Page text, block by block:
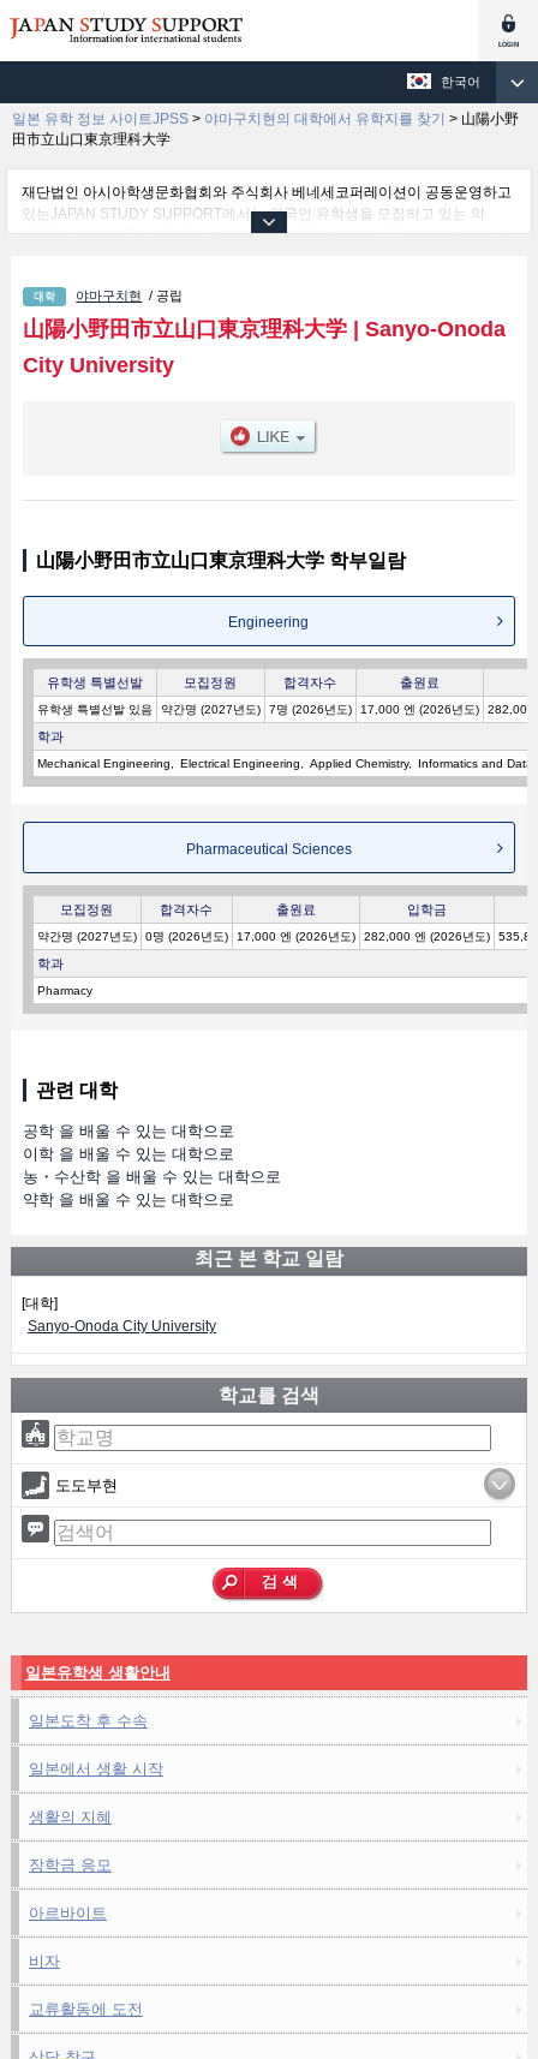
한국어
일본 유학 정보 사이트JPSS > 야마구치현의 대학에서 유학지를 찾기 > 山陽小野
田市立山口東京理科大学
재단법인 아시아학생문화협회와 주식회사 베네세코퍼레이션이 공동운영하고
있는JAPAN STUDY SUPPORT에서는 외국인 유학생을 모집하고 있는 약
1,300여 개의 대학・대학원・단기대학・전문학교의 정보를 게재하고 있습니
있어 Engineering 학부및Pharmaceutical Sciences 학부 등의 학부별 정보, 모
집정원과 합격자수 등의 입시정보, 시설안내, 교통정보 등 외국인 유학생에게
유익하고 필요한 정보를 게재하고 있으므로 많이 이용해 주시기 바랍니다.
야마구치현 / 공립
山陽小野田市立山口東京理科大学| Sanyo-Onoda
City University
山陽小野田市立山口東京理科大学 학부일람
Engineering
유학생 특별선발 모집정원 합격자수 출원료
유학생 특별선발 있음 약간명 (2027년도) 7명 (2026년도) 17,000 엔 (2026년도) 282,000
학과
Mechanical Engineering Electrical Engineering Applied Chemistry Informatics and Data
Pharmaceutical Sciences
모집정원 합격자수 출원료 입학금
약간명 (2027년도) 0명 (2026년도) 17,000 엔 (2026년도) 282,000 엔 (2026년도)
학과
Pharmacy
관련 대학
공학 을 배울 수 있는 대학으로
이학 을 배울 수 있는 대학으로
농・수산학 을 배울 수 있는 대학으로
약학 을 배울 수 있는 대학으로
최근 본 학교 일람
[대학]
Sanyo-Onoda City University
학교를 검색
도도부현
일본유학생 생활안내
일본도착 후 수속
일본에서 생활 시작
생활의 지혜
장학금 응모
아르바이트
비자
교류활동에 도전